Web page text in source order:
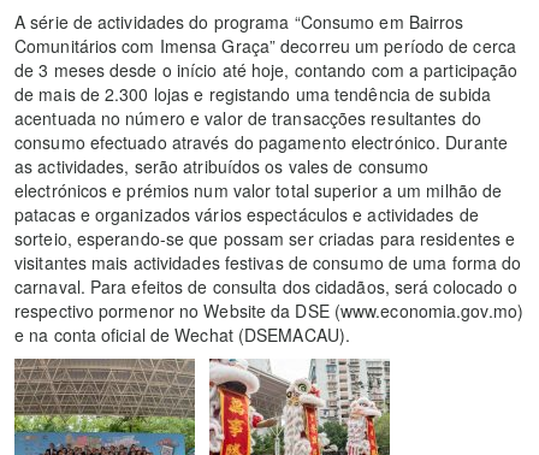
A série de actividades do programa “Consumo em Bairros
Comunitários com Imensa Graça” decorreu um período de cerca
de 3 meses desde o início até hoje, contando com a participação
de mais de 2.300 lojas e registando uma tendência de subida
acentuada no número e valor de transacções resultantes do
consumo efectuado através do pagamento electrónico. Durante
as actividades, serão atribuídos os vales de consumo
electrónicos e prémios num valor total superior a um milhão de
patacas e organizados vários espectáculos e actividades de
sorteio, esperando-se que possam ser criadas para residentes e
visitantes mais actividades festivas de consumo de uma forma do
carnaval. Para efeitos de consulta dos cidadãos, será colocado o
respectivo pormenor no Website da DSE (www.economia.gov.mo)
e na conta oficial de Wechat (DSEMACAU).